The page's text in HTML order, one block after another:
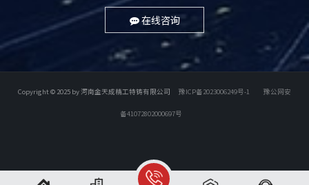
在线咨询
Copyright © 2025 by 河南金天成精工特铸有限公司 豫ICP备2023006249号-1 豫公网安
备41072802000697号